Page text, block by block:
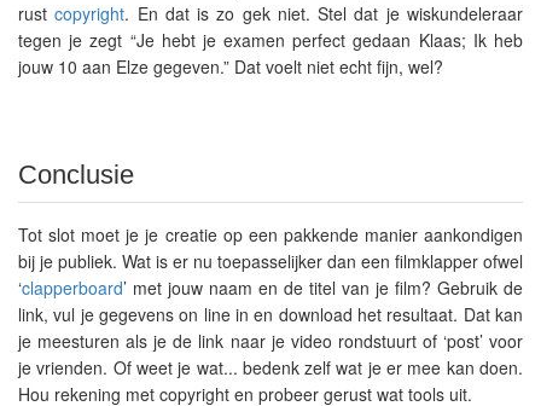
rustcopyright. En dat is zo gek niet. Stel dat je wiskundeleraar
tegen je zegt “Je hebt je examen perfect gedaan Klaas; Ik heb
jouw 10 aan Elze gegeven.” Dat voelt niet echt fijn, wel?
Conclusie
Tot slot moet je je creatie op een pakkende manier aankondigen
bij je publiek. Wat is er nu toepasselijker dan een filmklapper ofwel
‘clapperboard’ met jouw naam en de titel van je film? Gebruik de
link, vul je gegevens on line in en download het resultaat. Dat kan
je meesturen als je de link naar je video rondstuurt of ‘post’ voor
je vrienden. Of weet je wat... bedenk zelf wat je er mee kan doen.
Hou rekening met copyright en probeer gerust wat tools uit.